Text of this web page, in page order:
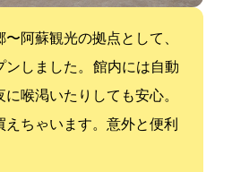
蘇観光の拠点として、2022
ンしました。 館内には自動
喉渇いたりしても安心。
ちゃいます。意外と便利